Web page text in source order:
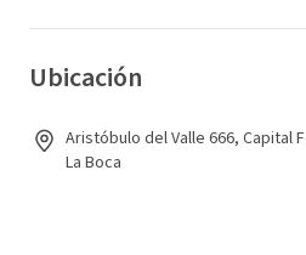
Ubicación
Aristóbulo del Valle 666, Capital
La Boca